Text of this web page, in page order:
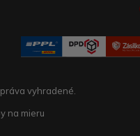
vyhradené.
na mieru